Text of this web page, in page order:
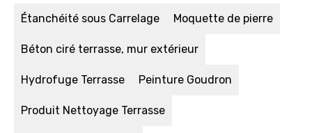
Étanchéité sous Carrelage Moquette de pierre
Béton ciré terrasse, mur extérieur
Hydrofuge Terrasse Peinture Goudron
Produit Nettoyage Terrasse